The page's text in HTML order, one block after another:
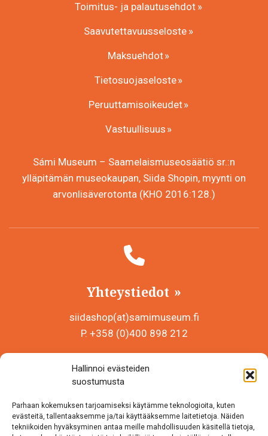
Hallinnoi evästeiden
suostumusta
Parhaan kokemuksen tarjoamiseksi käytämme teknologioita, kuten
evästeitä, tallentaaksemme ja/tai käyttääksemme laitetietoja. Näiden
tekniikoiden hyväksyminen antaa meille mahdollisuuden käsitellä tietoja,
Toimitus- ja palautusehdot
Saavutettavuusseloste
Maksuehdot
Tietosuojaseloste
Peruuttamisoikeudet
Vastuullisuus
Sámi Museum – Saamelaismuseosäätiö sr.:n
ylläpitämän museokaupan, Siida Shopin, myynti on
arvonlisäverotonta (KHO 2016:128.)
Yhteystiedot
siidashop(at)samimuseum.fi
P. +358 (0)400 898 212
Y-tunnus 0625907-2
Inarintie 46
99870 Inari